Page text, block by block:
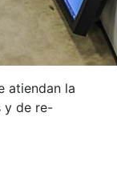
atiendan la
y de re-